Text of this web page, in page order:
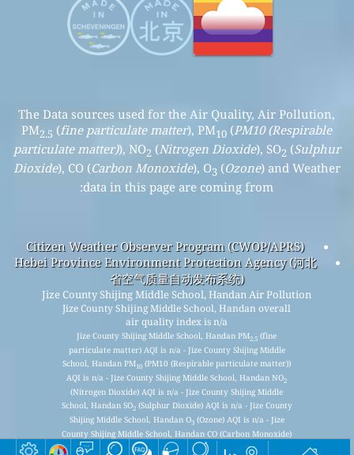
The Data sources used for the Air Quality, Air Pollution,
PM2.5(fine particulate matter), PM10(PM10 (Respirable
particulate matter)), NO2 (Nitrogen Dioxide), SO2 (Sulphur
Dioxide), CO (Carbon Monoxide), O3 (Ozone ) and Weather
data in this page are coming from:
Citizen Weather Observer Program (CWOP/APRS)
Hebei Province Environment Protection Agency (河北
省空气质量自动发布系统)
Jize County Shijing Middle School, Handan Air Pollution
Jize County Shijing Middle School, Handan overall
air quality index is n/a
Jize County Shijing Middle School, Handan PM2.5(fine
particulate matter) AQI is n/a - Jize County Shijing Middle
School, Handan PM10(PM10 (Respirable particulate matter))
AQI is n/a - Jize County Shijing Middle School, Handan NO
(Nitrogen Dioxide) AQI is n/a - Jize County Shijing Middle
School, Handan SO 2(Sulphur Dioxide) AQI is n/a - Jize County
Shijing Middle School, Handan O 3(Ozone) AQI is n/a - Jize
County Shijing Middle School, Handan CO (Carbon Monoxide)
AQI is n/a -